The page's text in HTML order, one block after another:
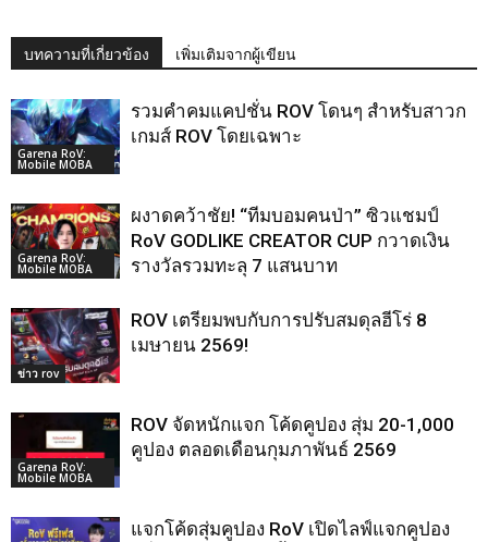
บทความที่เกี่ยวข้อง เพิ่มเติมจากผู้เขียน
Garena RoV:
Mobile MOBA
รวมคำคมแคปชั่น ROV โดนๆ สำหรับสาวก
เกมส์ ROV โดยเฉพาะ
Garena RoV:
Mobile MOBA
ผงาดคว้าชัย! “ทีมบอมคนป่า” ซิวแชมป์
RoV GODLIKE CREATOR CUP กวาดเงิน
รางวัลรวมทะลุ 7 แสนบาท
ข่าว rov
ROV เตรียมพบกับการปรับสมดุลฮีโร่ 8
เมษายน 2569!
Garena RoV:
Mobile MOBA
ROV จัดหนักแจก โค้ดคูปอง สุ่ม 20-1,000
คูปอง ตลอดเดือนกุมภาพันธ์ 2569
แจกโค้ดสุ่มคูปอง RoV เปิดไลฟ์แจกคูปอง